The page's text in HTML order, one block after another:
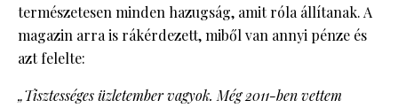
természetesen minden hazugság, amit róla állítanak. A
magazin arra is rákérdezett, miből van annyi pénze és
azt felelte:
„Tisztességes üzletember vagyok. Még 2011-ben vettem